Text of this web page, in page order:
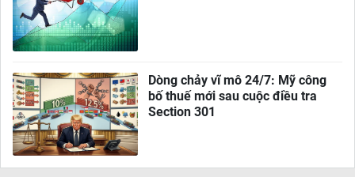
Dòng chảy vĩ mô 24/7: Mỹ công
bố thuế mới sau cuộc điều tra
Section 301